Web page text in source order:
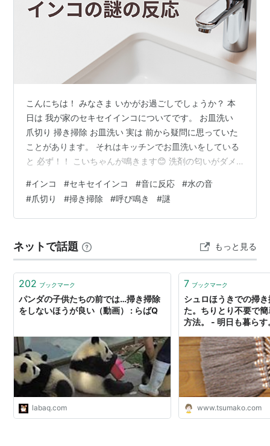
こんにちは！ みなさま いかがお過ごしでしょうか？ 本
日は 我が家のセキセイインコについてです。 お皿洗い
爪切り 掃き掃除 お皿洗い 実は 前から疑問に思っていた
ことがあります。 それはキッチンでお皿洗いをしている
と 必ず！！ こいちゃんが鳴きます😊 洗剤の匂いがダメ
てるし... おもしろいことに 蛇口の水を止めると 見事にピ
タッと鳴き止みます💦 ひょっとして 音 に反応してる？
普通の音量で鳴く時は おしゃべりも出てきたりと機嫌良
けなのかと思ったり。 でも時々 鳴き方がどんどん激…
#インコ #セキセイインコ #音に反応 #水の音
#爪切り #掃き掃除 #呼び鳴き #謎
ネットで話題 もっと見る
202 ブックマーク
パンダの子供たちの前では…掃き掃除
をしないほうが良い（動画） : らばQ
labaq.com
7 ブックマーク
シュロほうきでの掃
た。ちりとり不要で
方法。 - 明日も暮らす
www.tsumako.com